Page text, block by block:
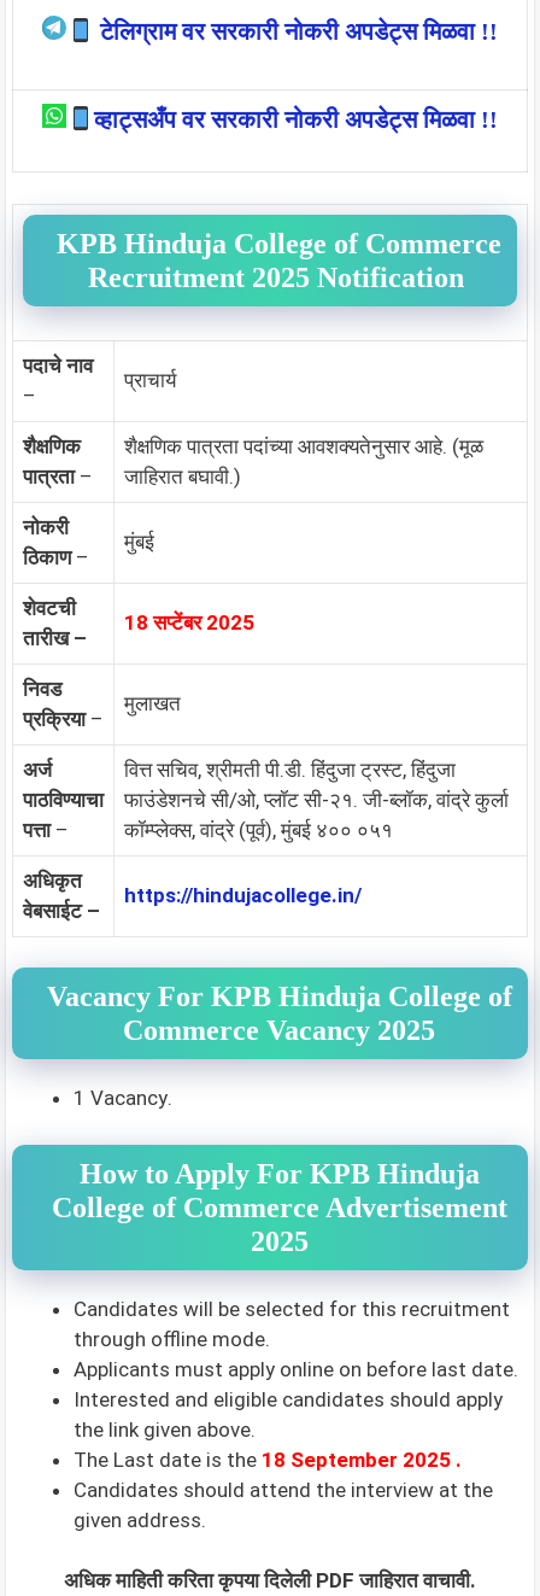
टेलिग्राम वर सरकारी नोकरी अपडेट्स मिळवा !!
व्हाट्सअँप वर सरकारी नोकरी अपडेट्स मिळवा !!
KPB Hinduja College of Commerce
Recruitment 2025 Notification
पदाचे नाव
–
प्राचार्य
शैक्षणिक
पात्रता–
शैक्षणिक पात्रता पदांच्या आवशक्यतेनुसार आहे. (मूळ
जाहिरात बघावी.)
नोकरी
ठिकाण–
मुंबई
शेवटची
तारीख –
18 सप्टेंबर 2025
निवड
प्रक्रिया–
मुलाखत
अर्ज
पाठविण्याचा
पत्ता–
वित्त सचिव, श्रीमती पी.डी. हिंदुजा ट्रस्ट, हिंदुजा
फाउंडेशनचे सी/ओ, प्लॉट सी-२१. जी-ब्लॉक, वांद्रे कुर्ला
कॉम्प्लेक्स, वांद्रे (पूर्व), मुंबई ४०० ०५१
अधिकृत
वेबसाईट –
https://hindujacollege.in/
Vacancy For KPB Hinduja College of
Commerce Vacancy 2025
1 Vacancy.
How to Apply For KPB Hinduja
College of Commerce Advertisement
2025
Candidates will be selected for this recruitment
through offline mode.
Applicants must apply online on before last date.
Interested and eligible candidates should apply
the link given above.
The Last date is the 18 September 2025 .
Candidates should attend the interview at the
given address.
अधिक माहिती करिता कृपया दिलेली PDF जाहिरात वाचावी.